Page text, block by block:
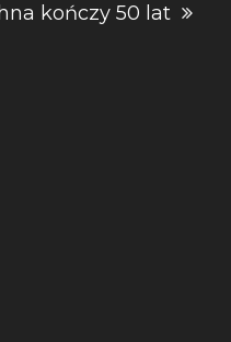
kończy 50 lat